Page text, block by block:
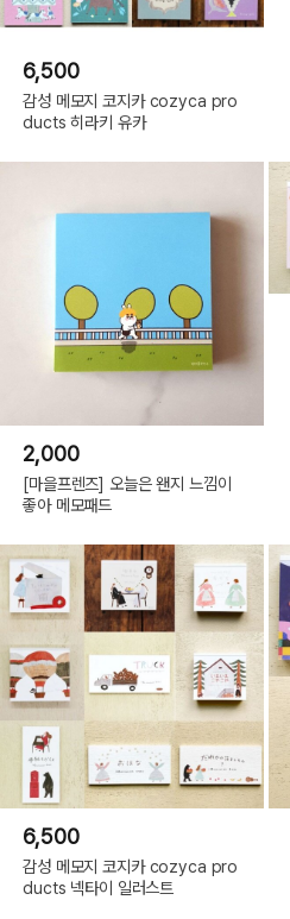
6,500
감성 메모지 코지카 cozyca pro
ducts 히라키 유카
2,000
[마을프렌즈] 오늘은 왠지 느낌이
좋아 메모패드
6,500
감성 메모지 코지카 cozyca pro
ducts 넥타이 일러스트